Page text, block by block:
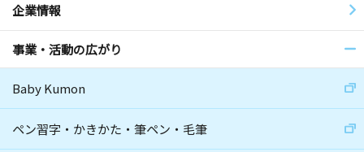
企業情報
事業・活動の広がり
Baby Kumon
ペン習字・かきかた・筆ペン・毛筆